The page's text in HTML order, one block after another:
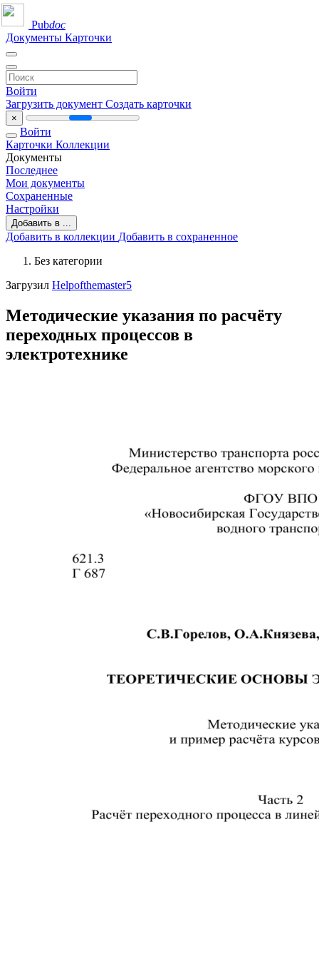
Pubdoc
Документы Карточки
Войти
Загрузить документ Создать карточки
×
Войти
Карточки Коллекции
Документы
Последнее
Мои документы
Сохраненные
Настройки
Добавить в ...
Добавить в коллекции Добавить в сохраненное
Без категории
Загрузил Helpofthemaster5
Методические указания по расчёту
переходных процессов в
электротехнике